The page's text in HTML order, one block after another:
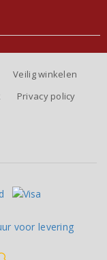
Veilig winkelen
Privacy policy